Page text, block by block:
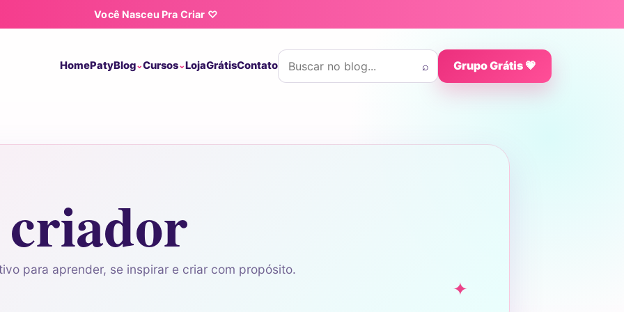
Você Nasceu Pra Criar ♡
HomePatyBlog Cursos LojaGrátisContato
Buscar por:
⌕ Grupo Grátis 💗
criador
para aprender, se inspirar e criar com propósito.